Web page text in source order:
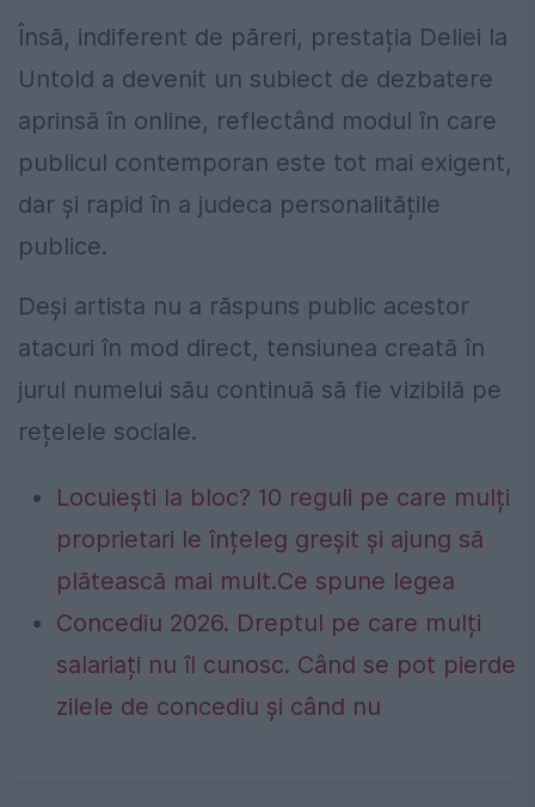
Însă, indiferent de păreri, prestația Deliei la
Untold a devenit un subiect de dezbatere
aprinsă în online, reflectând modul în care
publicul contemporan este tot mai exigent,
dar și rapid în a judeca personalitățile
publice.
Deși artista nu a răspuns public acestor
atacuri în mod direct, tensiunea creată în
jurul numelui său continuă să fie vizibilă pe
rețelele sociale.
Locuiești la bloc? 10 reguli pe care mulți
proprietari le înțeleg greșit și ajung să
plătească mai mult.Ce spune legea
Concediu 2026. Dreptul pe care mulți
salariați nu îl cunosc. Când se pot pierde
zilele de concediu și când nu